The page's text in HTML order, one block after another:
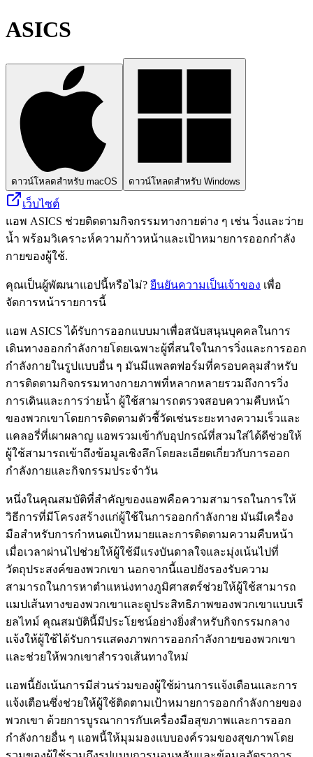
ASICS
ดาวน์โหลดสำหรับ macOS ดาวน์โหลดสำหรับ Windows
เว็บไซต์
แอพ ASICS ช่วยติดตามกิจกรรมทางกายต่าง ๆ เช่น วิ่งและว่าย
น้ำ พร้อมวิเคราะห์ความก้าวหน้าและเป้าหมายการออกกำลัง
กายของผู้ใช้.
คุณเป็นผู้พัฒนาแอปนี้หรือไม่? ยืนยันความเป็นเจ้าของ เพื่อ
จัดการหน้ารายการนี้
แอพ ASICS ได้รับการออกแบบมาเพื่อสนับสนุนบุคคลในการ
เดินทางออกกำลังกายโดยเฉพาะผู้ที่สนใจในการวิ่งและการออก
กำลังกายในรูปแบบอื่น ๆ มันมีแพลตฟอร์มที่ครอบคลุมสำหรับ
การติดตามกิจกรรมทางกายภาพที่หลากหลายรวมถึงการวิ่ง
การเดินและการว่ายน้ำ ผู้ใช้สามารถตรวจสอบความคืบหน้า
ของพวกเขาโดยการติดตามตัวชี้วัดเช่นระยะทางความเร็วและ
แคลอรี่ที่เผาผลาญ แอพรวมเข้ากับอุปกรณ์ที่สวมใส่ได้ดีช่วยให้
ผู้ใช้สามารถเข้าถึงข้อมูลเชิงลึกโดยละเอียดเกี่ยวกับการออก
กำลังกายและกิจกรรมประจำวัน
หนึ่งในคุณสมบัติที่สำคัญของแอพคือความสามารถในการให้
วิธีการที่มีโครงสร้างแก่ผู้ใช้ในการออกกำลังกาย มันมีเครื่อง
มือสำหรับการกำหนดเป้าหมายและการติดตามความคืบหน้า
เมื่อเวลาผ่านไปช่วยให้ผู้ใช้มีแรงบันดาลใจและมุ่งเน้นไปที่
วัตถุประสงค์ของพวกเขา นอกจากนี้แอปยังรองรับความ
สามารถในการหาตำแหน่งทางภูมิศาสตร์ช่วยให้ผู้ใช้สามารถ
แมปเส้นทางของพวกเขาและดูประสิทธิภาพของพวกเขาแบบเรี
ยลไทม์ คุณสมบัตินี้มีประโยชน์อย่างยิ่งสำหรับกิจกรรมกลาง
แจ้งให้ผู้ใช้ได้รับการแสดงภาพการออกกำลังกายของพวกเขา
และช่วยให้พวกเขาสำรวจเส้นทางใหม่
แอพนี้ยังเน้นการมีส่วนร่วมของผู้ใช้ผ่านการแจ้งเตือนและการ
แจ้งเตือนซึ่งช่วยให้ผู้ใช้ติดตามเป้าหมายการออกกำลังกายของ
พวกเขา ด้วยการบูรณาการกับเครื่องมือสุขภาพและการออก
กำลังกายอื่น ๆ แอพนี้ให้มุมมองแบบองค์รวมของสุขภาพโดย